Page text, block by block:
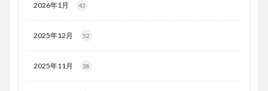
2026年1月 43
2025年12月 52
2025年11月 38